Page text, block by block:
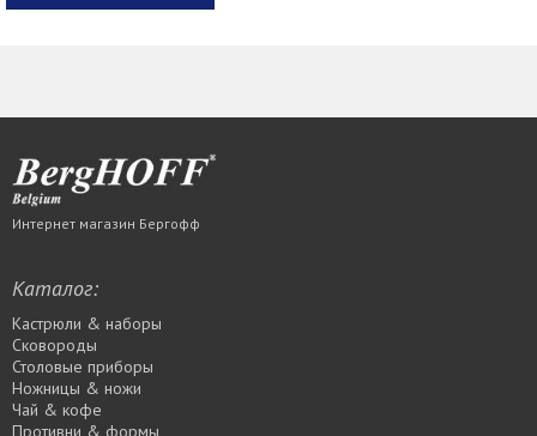
Интернет магазин Бергофф
Каталог:
Кастрюли & наборы
Сковороды
Столовые приборы
Ножницы & ножи
Чай & кофе
Противни & формы